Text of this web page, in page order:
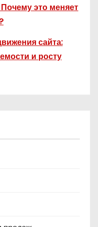
это меняет
сайта:
и росту